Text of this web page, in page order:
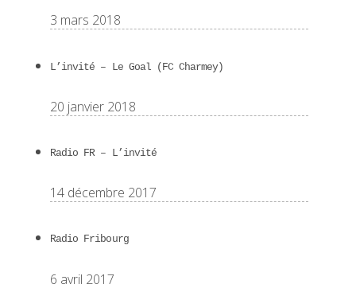
3 mars 2018
L’invité – Le Goal (FC Charmey)
20 janvier 2018
Radio FR – L’invité
14 décembre 2017
Radio Fribourg
6 avril 2017